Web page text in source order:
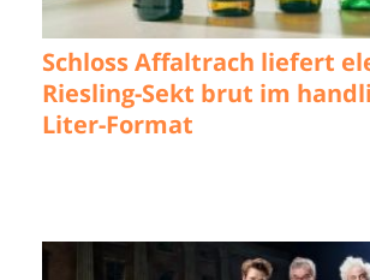
Schloss Affaltrach liefert
Riesling-Sekt brut im
Liter-Format